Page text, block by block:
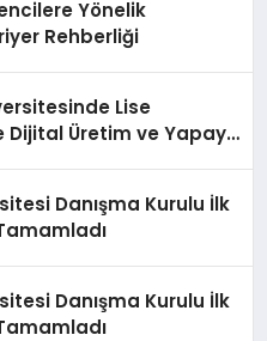
Yönelik
Rehberliği
Lise
Dijital Üretim ve Yapay
Danışma Kurulu İlk
Danışma Kurulu İlk